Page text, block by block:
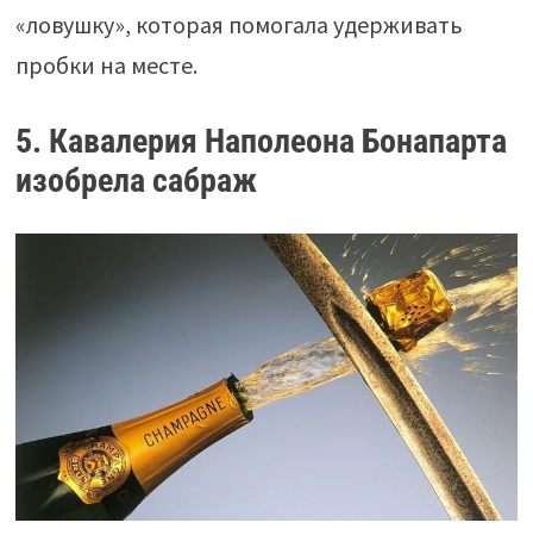
«ловушку», которая помогала удерживать
пробки на месте.
5. Кавалерия Наполеона Бонапарта
изобрела сабраж